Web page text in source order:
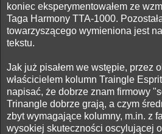
koniec eksperymentowałem ze
Taga Harmony TTA-1000.
towarzyszącego wymieniona jest
tekstu.
Jak już pisałem we wstępie, przez
właścicielem kolumn Traingle
napisać, że dobrze znam firmowy
Trinangle dobrze grają, a czym
zbyt wymagające kolumny, m.in. z
wysokiej skuteczności oscylującej